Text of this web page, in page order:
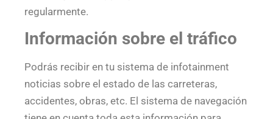
regularmente.
Información sobre el tráfico
Podrás recibir en tu sistema de infotainment
noticias sobre el estado de las carreteras,
accidentes, obras, etc. El sistema de navegación